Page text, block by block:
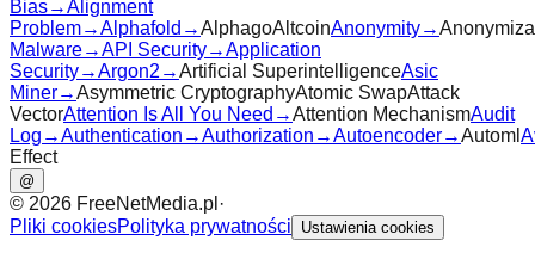
Bias→Alignment
Problem→Alphafold →AlphagoAltcoinAnonymity→
Malware→API Security→Application
Security→Argon2 →Artificial SuperintelligenceAsic
Miner→Asymmetric CryptographyAtomic SwapAttack
VectorAttention Is All You Need →Attention MechanismAudit
Log →Authentication →Authorization →Autoencoder→Automl
Effect
@
© 2026 FreeNetMedia.pl ·
Pliki cookiesPolityka prywatności Ustawienia cookies